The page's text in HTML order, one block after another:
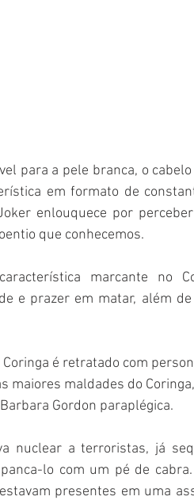
para a pele branca, o
em formato de
enlouquece por
que conhecemos.
marcante no
e prazer em matar, além
Coringa é retratado com
maiores maldades do
Gordon paraplégica.
nuclear a terroristas, já
lo com um pé de
presentes em uma